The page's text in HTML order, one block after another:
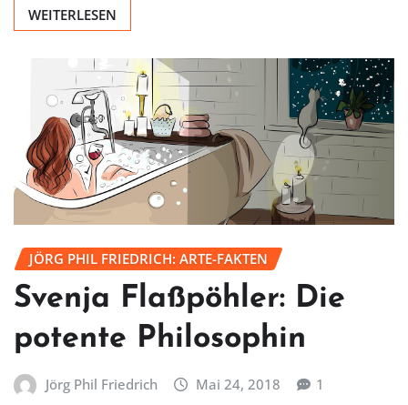
WEITERLESEN
JÖRG PHIL FRIEDRICH: ARTE-FAKTEN
Svenja Flaßpöhler: Die
potente Philosophin
Jörg Phil Friedrich Mai 24, 2018 1